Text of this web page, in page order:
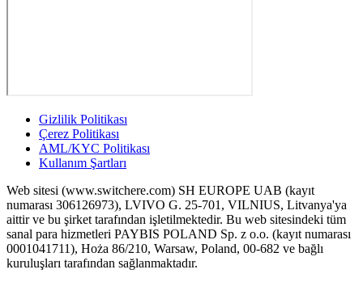
Gizlilik Politikası
Çerez Politikası
AML/KYC Politikası
Kullanım Şartları
Web sitesi (www.switchere.com) SH EUROPE UAB (kayıt
numarası 306126973), LVIVO G. 25-701, VILNIUS, Litvanya'ya
aittir ve bu şirket tarafından işletilmektedir. Bu web sitesindeki tüm
sanal para hizmetleri PAYBIS POLAND Sp. z o.o. (kayıt numarası
0001041711), Hoża 86/210, Warsaw, Poland, 00-682 ve bağlı
kuruluşları tarafından sağlanmaktadır.